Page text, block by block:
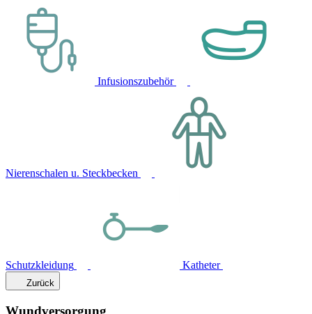
Infusionszubehör
Nierenschalen u. Steckbecken
Schutzkleidung Katheter
Zurück
Wundversorgung